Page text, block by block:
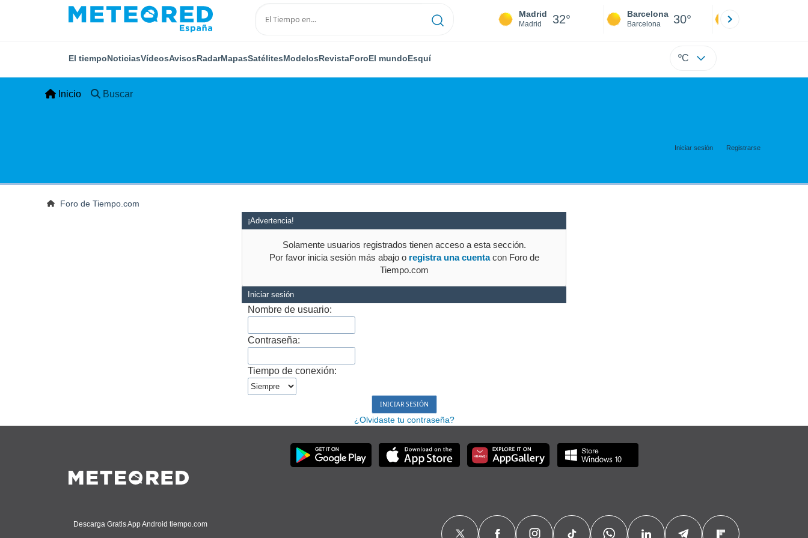
Madrid
Madrid 32° Barcelona
Barcelona 30°
El tiempoNoticiasVídeosAvisosRadarMapasSatélitesModelosRevistaForoEl mundoEsquí ºC
Inicio Buscar
Iniciar sesión Registrarse
Foro de Tiempo.com
¡Advertencia!
Solamente usuarios registrados tienen acceso a esta sección.
Por favor inicia sesión más abajo o registra una cuentacon Foro de
Tiempo.com
Iniciar sesión
Nombre de usuario:
Contraseña:
Tiempo de conexión:
¿Olvidaste tu contraseña?
Descarga Gratis App Android tiempo.com